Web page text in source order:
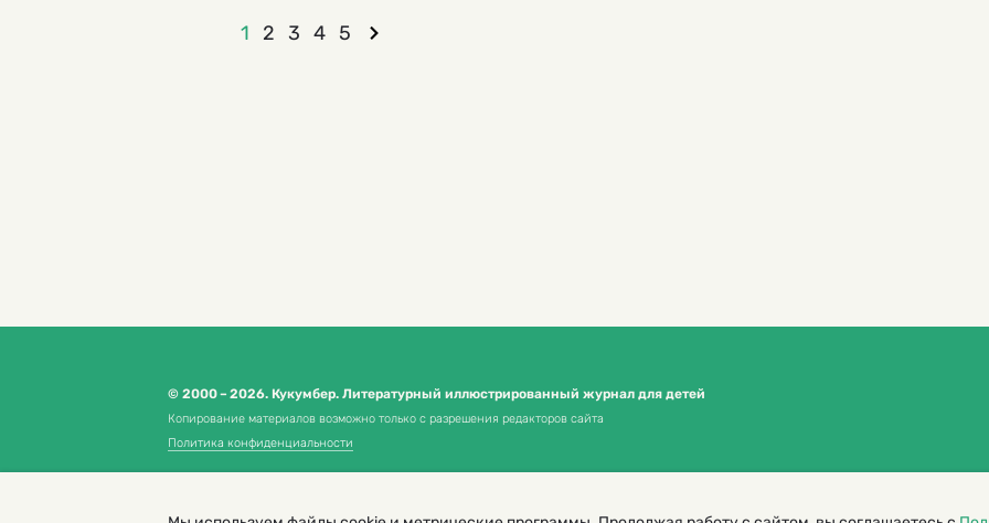
1 2 3 4 5
© 2000 – 2026. Кукумбер. Литературный иллюстрированный журнал для детей
Копирование материалов возможно только с разрешения редакторов сайта
Политика конфиденциальности